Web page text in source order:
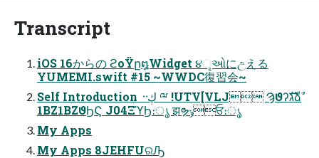
Transcript
iOS 16からの ϩοΫը໘Widget ૪ୣઓにඋえる
YUMEMI.swift #15 ~WWDC復習会~
Self Introduction ᠃ڮ ྋ !UTV[VLJ Ϡϑʔגࣜձࣾ
1BZ1BZϑϦϚ J04ΞϓϦ։ൃ झຯݸਓ։ൃ
My Apps
My Apps 8JEHFUରԠ